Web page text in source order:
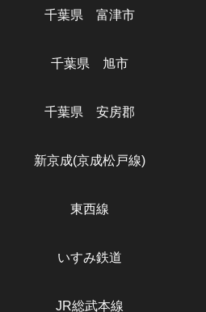
千葉県 富津市
千葉県 旭市
千葉県 安房郡
新京成(京成松戸線)
東西線
いすみ鉄道
JR総武本線